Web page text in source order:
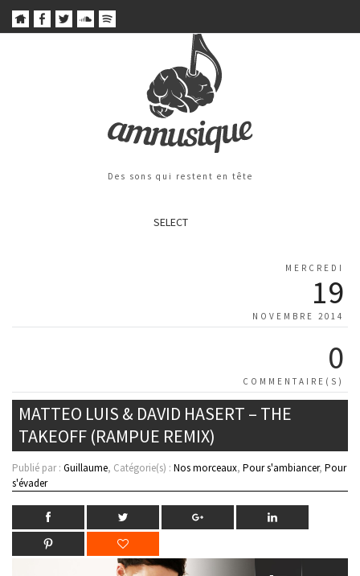
Des sons qui restent en tête
SELECT
MERCREDI
19
NOVEMBRE 2014
0
COMMENTAIRE(S)
MATTEO LUIS & DAVID HASERT – THE
TAKEOFF (RAMPUE REMIX)
Publié par : Guillaume, Catégorie(s) : Nos morceaux, Pour s'ambiancer, Pour
s'évader